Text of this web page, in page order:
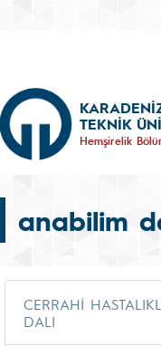
TEKNİK
Hemşirelik
anabilim
CERRAHİ
DALI